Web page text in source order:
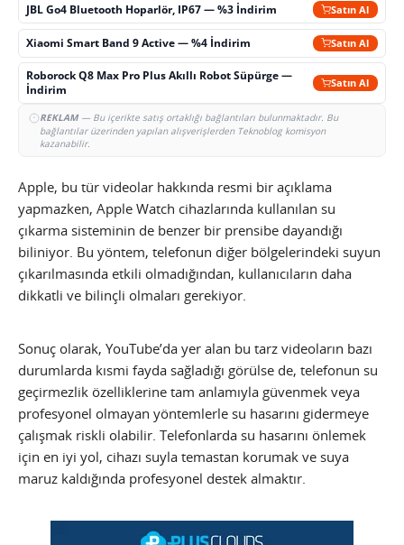
JBL Go4 Bluetooth Hoparlör, IP67 — %3 İndirim Satın Al
Xiaomi Smart Band 9 Active — %4 İndirim Satın Al
Roborock Q8 Max Pro Plus Akıllı Robot Süpürge —
İndirim
Satın Al
REKLAM— Bu içerikte satış ortaklığı bağlantıları bulunmaktadır. Bu
bağlantılar üzerinden yapılan alışverişlerden Teknoblog komisyon
kazanabilir.
Apple, bu tür videolar hakkında resmi bir açıklama
yapmazken, Apple Watch cihazlarında kullanılan su
çıkarma sisteminin de benzer bir prensibe dayandığı
biliniyor. Bu yöntem, telefonun diğer bölgelerindeki suyun
çıkarılmasında etkili olmadığından, kullanıcıların daha
dikkatli ve bilinçli olmaları gerekiyor.
Sonuç olarak, YouTube’da yer alan bu tarz videoların bazı
durumlarda kısmi fayda sağladığı görülse de, telefonun su
geçirmezlik özelliklerine tam anlamıyla güvenmek veya
profesyonel olmayan yöntemlerle su hasarını gidermeye
çalışmak riskli olabilir. Telefonlarda su hasarını önlemek
için en iyi yol, cihazı suyla temastan korumak ve suya
maruz kaldığında profesyonel destek almaktır.